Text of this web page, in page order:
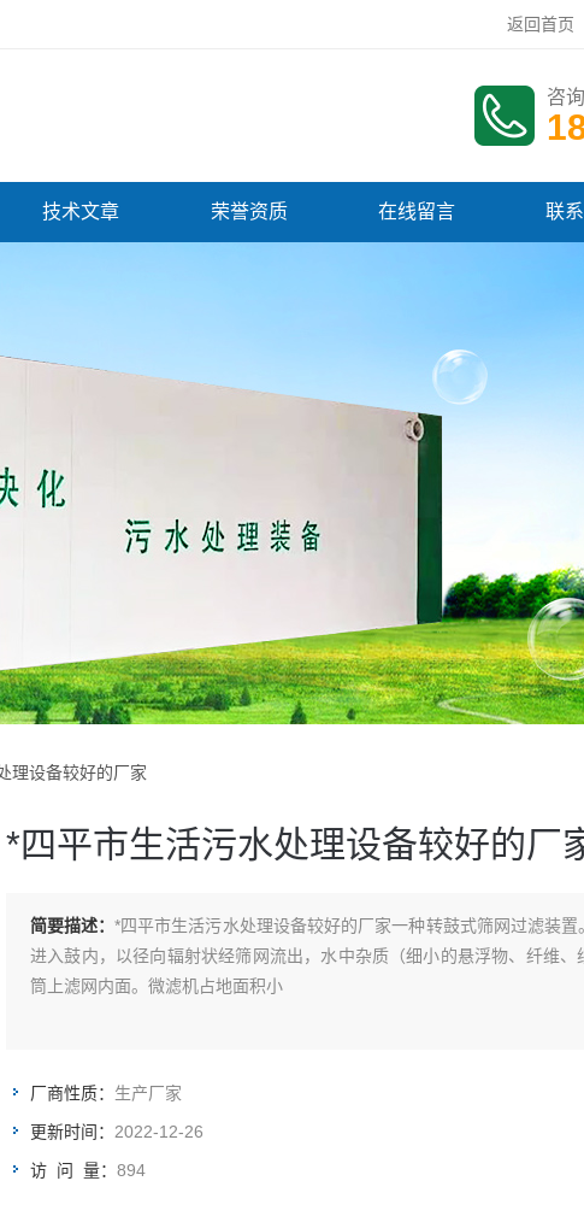
返回首页
咨
技术文章 荣誉资质 在线留言 联系
理设备较好的厂家
*四平市生活污水处理设备较好的厂
简要描述： *四平市生活污水处理设备较好的厂家一种转鼓式筛网过滤装
进入鼓内，以径向辐射状经筛网流出，水中杂质（细小的悬浮物、纤维、
筒上滤网内面。微滤机占地面积小
厂商性质： 生产厂家
更新时间： 2022-12-26
访 问 量： 894